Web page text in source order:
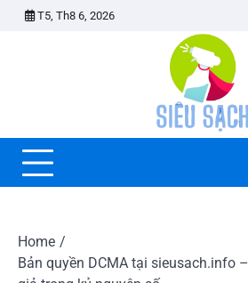
Skip
T5, Th8 6, 2026
Home
Bản quyền DCMA tại sieusach.info